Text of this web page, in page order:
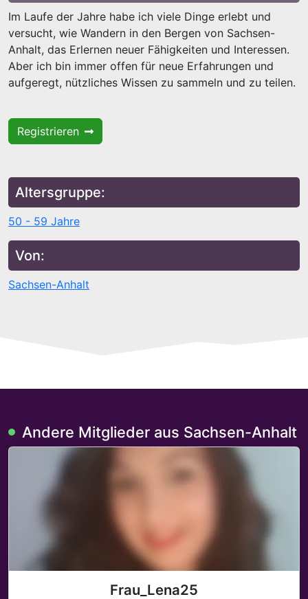
Im Laufe der Jahre habe ich viele Dinge erlebt und
versucht, wie Wandern in den Bergen von Sachsen-
Anhalt, das Erlernen neuer Fähigkeiten und Interessen.
Aber ich bin immer offen für neue Erfahrungen und
aufgeregt, nützliches Wissen zu sammeln und zu teilen.
Registrieren
Altersgruppe:
50 - 59 Jahre
Von:
Sachsen-Anhalt
Andere Mitglieder aus Sachsen-Anhalt
Frau_Lena25